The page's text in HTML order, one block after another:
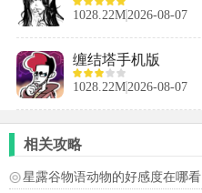
1028.22M2026-08-07
缠结塔手机版
1028.22M2026-08-07
相关攻略
星露谷物语动物的好感度在哪看